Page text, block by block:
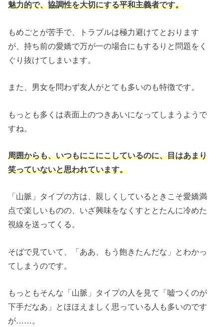
魅力的で、協調性を大切にする平和主義者です。
もめごとが苦手で、トラブルは極力避けてとおります
が、持ち前の愛嬌で万が一の場合にもするりと問題をく
ぐり抜けてしまいます。
また、男女を問わず友人がとても多いのも特徴です。
もっとも多くは表面上のつきあいになってしまうようで
すね。
周囲からも、いつもにこにこしているのに、目はあまり
笑っていないと思われています。
「山脈」タイプの方は、親しくしているときこそ愛嬌満
点で楽しいものの、いざ興味をなくすととたんに冷めた
視線を送ってくる。
そばで見ていて、「ああ、もう飽きたんだな」とわかっ
てしまうのです。
もっともそんな「山脈」タイプの人を見て「嘘つくのが
下手だなあ」とほほえましく思っている人も多いのです
が……。